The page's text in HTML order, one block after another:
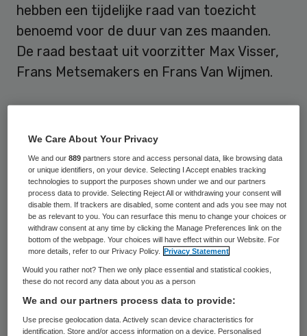
hebben een tijdelijke raad van toezicht
benoemd voor de duur van zes maanden.
De raad bestaat uit voorzitter Max Visser,
Frans Metsemakers en Frans Van Wijmen.
op de problemen en onrust die heersen
binnenSGLen komen daarna met een plan
van aanpak. “Wij constateren met vele
anderen binnen en buiten de organisatie
dat er onrust heerst binnen SGL. Dat mag
niet lang voortduren.” Zowel de
ondernemingsraad als de centrale
cliëntenraad staan positief tegenover de
We Care About Your Privacy
We and our889 partners store and access personal data, like browsing data
or unique identifiers, on your device. Selecting I Accept enables tracking
technologies to support the purposes shown under we and our partners
process data to provide. Selecting Reject All or withdrawing your consent will
disable them. If trackers are disabled, some content and ads you see may not
be as relevant to you. You can resurface this menu to change your choices or
withdraw consent at any time by clicking the Manage Preferences link on the
bottom of the webpage. Your choices will have effect within our Website. For
more details, refer to our Privacy Policy.
Privacy Statement
Would you rather not? Then we only place essential and statistical cookies,
these do not record any data about you as a person
We and our partners process data to provide:
Use precise geolocation data. Actively scan device characteristics for
identification. Store and/or access information on a device. Personalised